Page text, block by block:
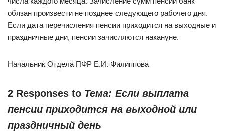
обязан произвести не позднее следующего рабочего дня.
Если дата перечисления пенсии приходится на выходные и
праздничные дни, пенсии зачисляются накануне.
Начальник Отдела ПФР Е.И. Филиппова
2 Responses to Тема: Если выплата
пенсии приходится на выходной или
праздничный день